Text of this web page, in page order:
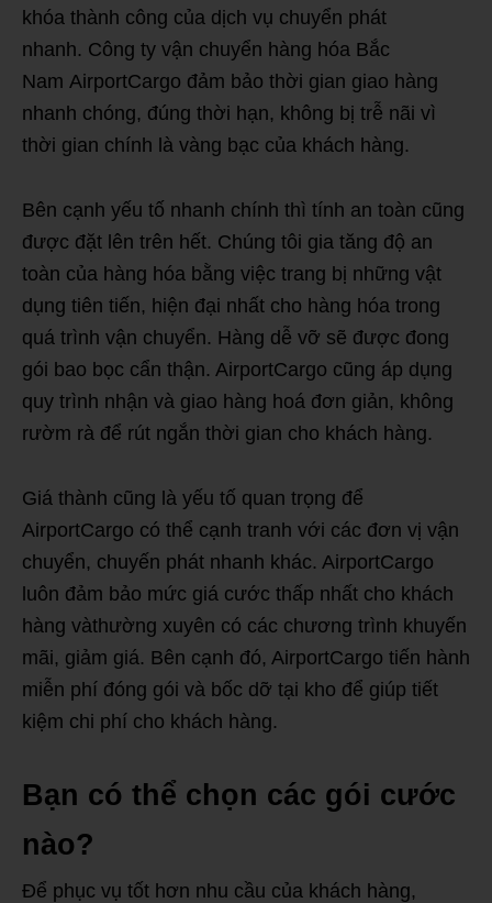
khóa thành công của dịch vụ chuyển phát
nhanh. Công ty vận chuyển hàng hóa Bắc
Nam AirportCargo đảm bảo thời gian giao hàng
nhanh chóng, đúng thời hạn, không bị trễ nãi vì
thời gian chính là vàng bạc của khách hàng.
Bên cạnh yếu tố nhanh chính thì tính an toàn cũng
được đặt lên trên hết. Chúng tôi gia tăng độ an
toàn của hàng hóa bằng việc trang bị những vật
dụng tiên tiến, hiện đại nhất cho hàng hóa trong
quá trình vận chuyển. Hàng dễ vỡ sẽ được đong
gói bao bọc cẩn thận. AirportCargo cũng áp dụng
quy trình nhận và giao hàng hoá đơn giản, không
rườm rà để rút ngắn thời gian cho khách hàng.
Giá thành cũng là yếu tố quan trọng để
AirportCargo có thể cạnh tranh với các đơn vị vận
chuyển, chuyến phát nhanh khác. AirportCargo
luôn đảm bảo mức giá cước thấp nhất cho khách
hàng vàthường xuyên có các chương trình khuyến
mãi, giảm giá. Bên cạnh đó, AirportCargo tiến hành
miễn phí đóng gói và bốc dỡ tại kho để giúp tiết
kiệm chi phí cho khách hàng.
Bạn có thể chọn các gói cước
nào?
Để phục vụ tốt hơn nhu cầu của khách hàng,